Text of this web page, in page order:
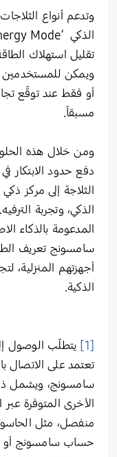
وتدعم أنواع
تقليل استهلاك الطاقة
ويمكن للمستخدمين
أو فقط عند توقّع
مسبقاً.
ومن خلال هذه
دفع حدود الابتكار
الثلاجة إلى مركز
الذكي، وتجربة
المدعومة بالذكاء
سامسونج تعريف
أجهزتهم المنزلية،
الذكية.
[1]
سامسونج، ويشمل
الأخرى المتوفرة
منفصل، مثل
حساب سامسونج أو